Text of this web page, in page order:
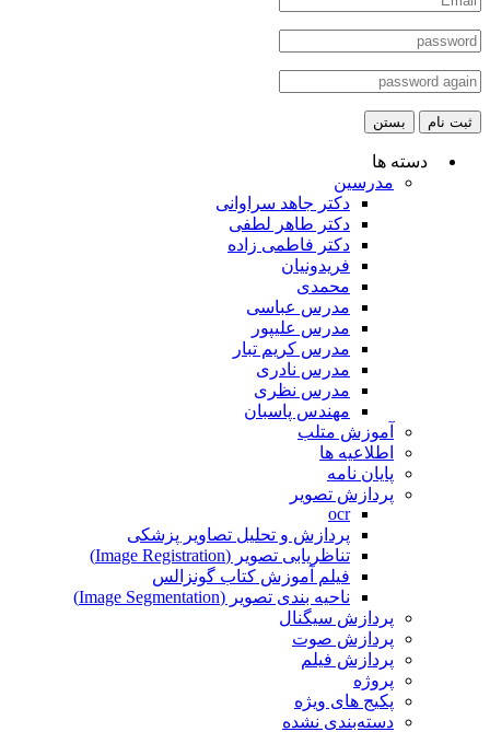
ثبت نام بستن
دسته ها
مدرسین
دکتر جاهد سراوانی
دکتر طاهر لطفی
دکتر فاطمی زاده
فریدونیان
محمدی
مدرس عباسی
مدرس علیپور
مدرس کریم تبار
مدرس نادری
مدرس نظری
مهندس پاسبان
آموزش متلب
اطلاعیه ها
پایان نامه
پردازش تصویر
ocr
پردازش و تحلیل تصاویر پزشکی
تناظریابی تصویر (Image Registration)
فیلم آموزش کتاب گونزالس
ناحیه بندی تصویر (Image Segmentation)
پردازش سیگنال
پردازش صوت
پردازش فیلم
پروژه
پکیج های ویژه
دسته‌بندی نشده